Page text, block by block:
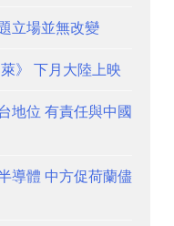
立場並無改變
》 下月大陸上映
地位 有責任與中國
導體 中方促荷蘭儘